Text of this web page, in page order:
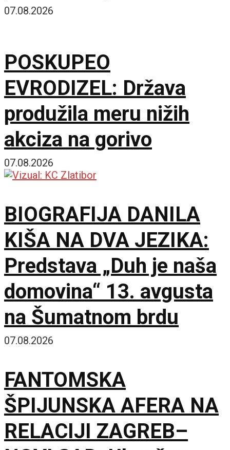
07.08.2026
POSKUPEO
EVRODIZEL: Država
produžila meru nižih
akciza na gorivo
07.08.2026
BIOGRAFIJA DANILA
KIŠA NA DVA JEZIKA:
Predstava „Duh je naša
domovina“ 13. avgusta
na Šumatnom brdu
07.08.2026
FANTOMSKA
ŠPIJUNSKA AFERA NA
RELACIJI ZAGREB–